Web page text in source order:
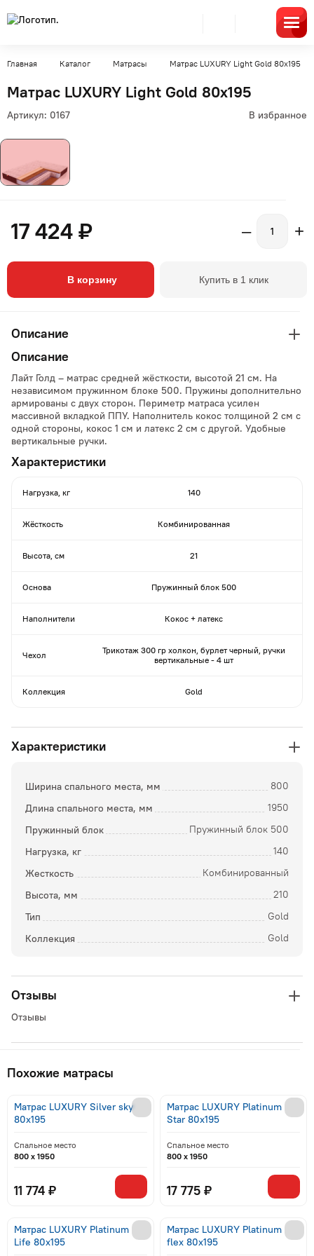
Главная Каталог Матрасы Матрас LUXURY Light Gold 80x195
Матрас LUXURY Light Gold 80x195
Артикул: 0167 В избранное
17 424 ₽ – +
В корзину Купить в 1 клик
Описание
Описание
Лайт Голд – матрас средней жёсткости, высотой 21 см. На
независимом пружинном блоке 500. Пружины дополнительно
армированы с двух сторон. Периметр матраса усилен
массивной вкладкой ППУ. Наполнитель кокос толщиной 2 см с
одной стороны, кокос 1 см и латекс 2 см с другой. Удобные
вертикальные ручки.
Характеристики
Нагрузка, кг 140
Жёсткость Комбинированная
Высота, см 21
Основа Пружинный блок 500
Наполнители Кокос + латекс
Чехол
Трикотаж 300 гр холкон, бурлет черный, ручки
вертикальные - 4 шт
Коллекция Gold
Характеристики
Ширина спального места, мм 800
Длина спального места, мм 1950
Пружинный блок Пружинный блок 500
Нагрузка, кг 140
Жесткость Комбинированный
Высота, мм 210
Тип Gold
Коллекция Gold
Отзывы
Отзывы
Похожие матрасы
Матрас LUXURY Silver sky
80x195
Спальное место
800 x 1950
11 774 ₽
Матрас LUXURY Platinum
Star 80x195
Спальное место
800 x 1950
17 775 ₽
Матрас LUXURY Platinum
Life 80x195
Матрас LUXURY Platinum
flex 80x195